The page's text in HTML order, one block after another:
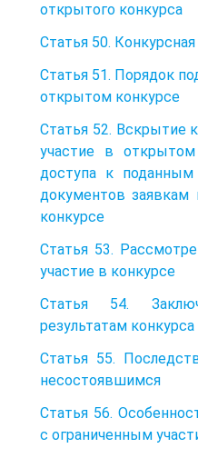
открытого конкурса
Статья 50.
Статья 51. Порядок
открытом конкурсе
Статья 52. Вскрытие
участие в
доступа к
документов
конкурсе
Статья 53.
участие в конкурсе
Статья 54.
результатам конкурса
Статья 55.
несостоявшимся
Статья 56.
с ограниченным